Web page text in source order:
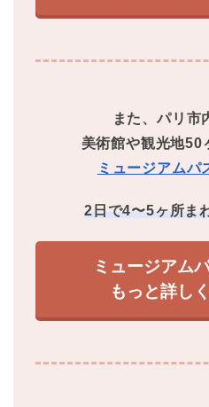
また、パリ市
美術館や観光地50
ミュージアムパ
2日で4〜5ヶ所ま
ミュージアム
もっと詳し